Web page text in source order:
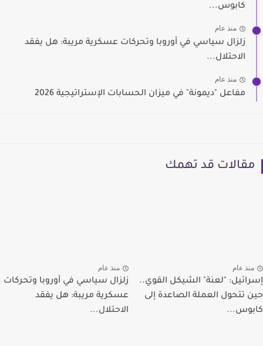
كابوس...
منذ عام
زلزال سياسي في أوروبا وتحركات عسكرية مريبة: هل يفقد
الاحتلال...
منذ عام
مفاعل "ديمونة" في ميزان الحسابات الإستراتيجية 2026
مقالات قد تهمك
منذ عام
إسرائيل: "لعنة" الشيكل القوي..
حين تتحول العملة الصاعدة إلى
كابوس...
منذ عام
زلزال سياسي في أوروبا وتحركات
عسكرية مريبة: هل يفقد
الاحتلال...